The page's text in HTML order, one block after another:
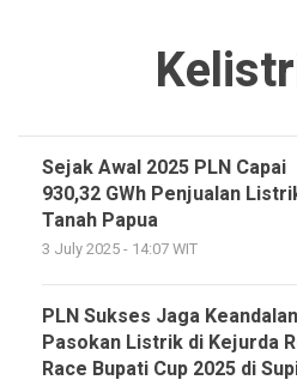
Sejak Awal 2025 PLN Capai
930,32 GWh Penjualan
Tanah Papua
3 July 2025 - 14:07 WIT
PLN Sukses Jaga Keandalan
Pasokan Listrik di Kejurda
Race Bupati Cup 2025 di